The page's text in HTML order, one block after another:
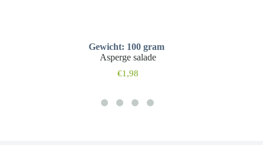
Asperge salade
€1,98
Gewicht: 100 gram